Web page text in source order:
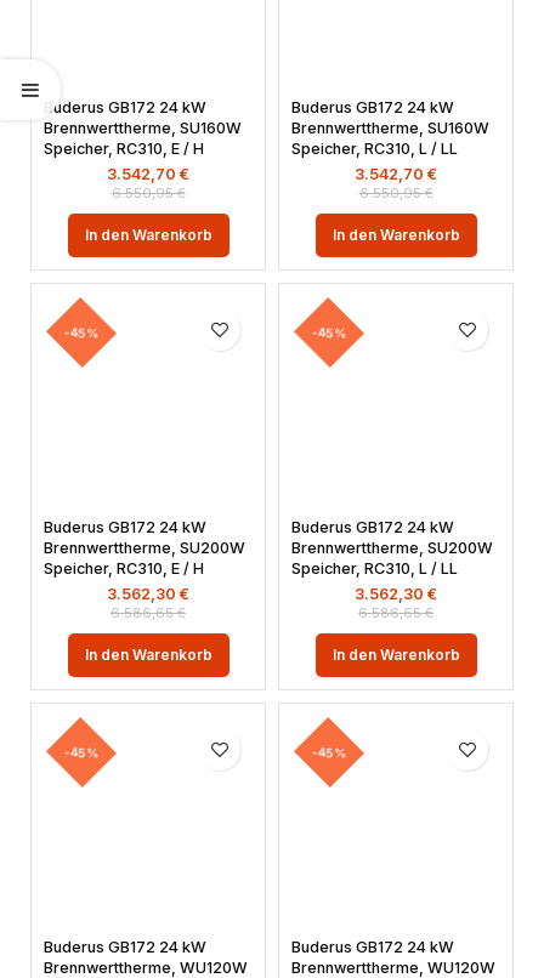
Buderus GB172 24 kW
Brennwerttherme, SU160W
Speicher, RC310, E / H
6.550,95€
3.542,70 €
In den Warenkorb
Buderus GB172 24 kW
Brennwerttherme, SU160W
Speicher, RC310, L / LL
6.550,95€
3.542,70 €
In den Warenkorb
-45%
Buderus GB172 24 kW
Brennwerttherme, SU200W
Speicher, RC310, E / H
6.586,65€
3.562,30 €
In den Warenkorb
-45%
Buderus GB172 24 kW
Brennwerttherme, SU200W
Speicher, RC310, L / LL
6.586,65€
3.562,30 €
In den Warenkorb
-45%
Buderus GB172 24 kW
Brennwerttherme, WU120W
-45%
Buderus GB172 24 kW
Brennwerttherme, WU120W